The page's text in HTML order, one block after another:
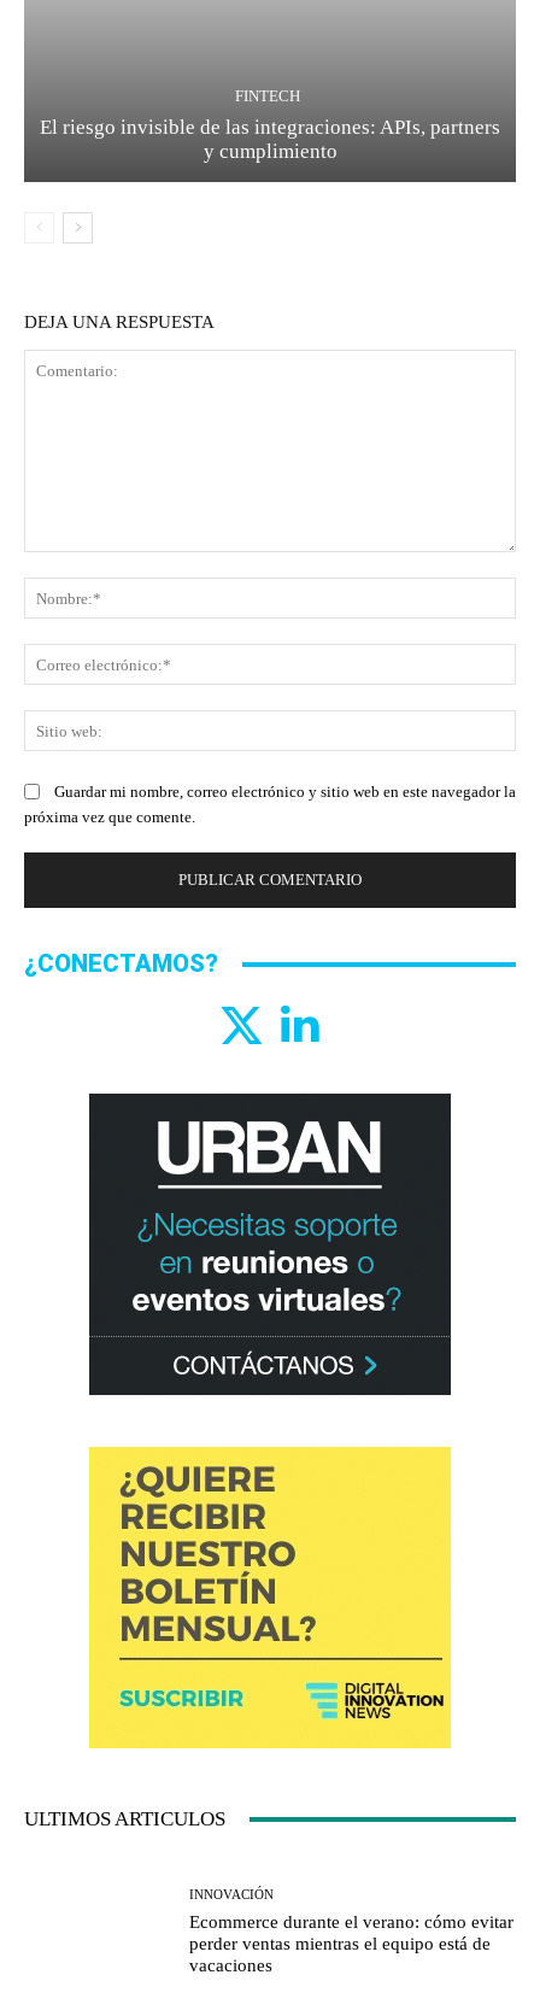
FINTECH
El riesgo invisible de las integraciones: APIs, partners
y cumplimiento
DEJA UNA RESPUESTA
Guardar mi nombre, correo electrónico y sitio web en este navegador la
próxima vez que comente.
¿CONECTAMOS?
ULTIMOS ARTICULOS
INNOVACIÓN
Ecommerce durante el verano: cómo evitar
perder ventas mientras el equipo está de
vacaciones